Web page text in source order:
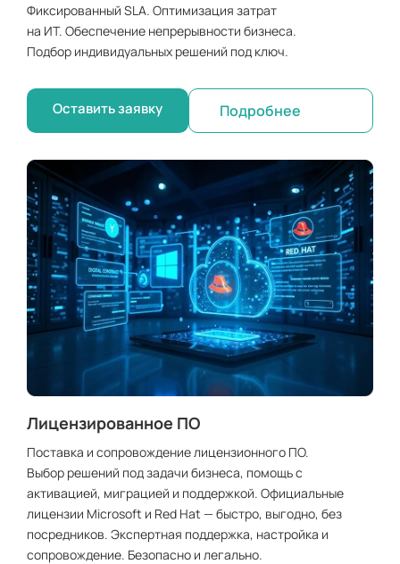
Фиксированный SLA. Оптимизация затрат
на ИТ. Обеспечение непрерывности бизнеса.
Подбор индивидуальных решений под ключ.
Оставить заявку Подробнее
Лицензированное ПО
Поставка и сопровождение лицензионного ПО.
Выбор решений под задачи бизнеса, помощь с
активацией, миграцией и поддержкой. Официальные
лицензии Microsoft и Red Hat — быстро, выгодно, без
посредников. Экспертная поддержка, настройка и
сопровождение. Безопасно и легально.